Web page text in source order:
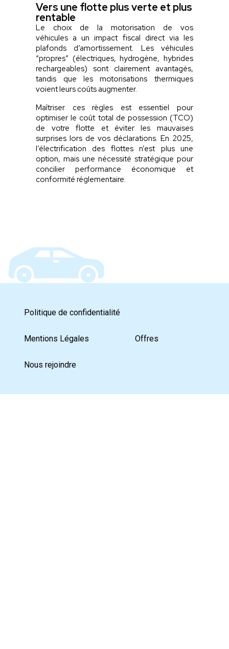
Vers une flotte plus verte et plus
rentable
Le choix de la motorisation de vos
véhicules a un impact fiscal direct via les
plafonds d’amortissement. Les véhicules
“propres” (électriques, hydrogène, hybrides
rechargeables) sont clairement avantagés,
tandis que les motorisations thermiques
voient leurs coûts augmenter.
Maîtriser ces règles est essentiel pour
optimiser le coût total de possession (TCO)
de votre flotte et éviter les mauvaises
surprises lors de vos déclarations. En 2025,
l’électrification des flottes n’est plus une
option, mais une nécessité stratégique pour
concilier performance économique et
conformité réglementaire.
Politique de confidentialité
Mentions Légales Offres
Nous rejoindre